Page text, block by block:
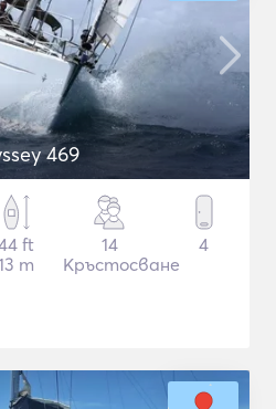
469
ft
m
14
Кръстосване
4